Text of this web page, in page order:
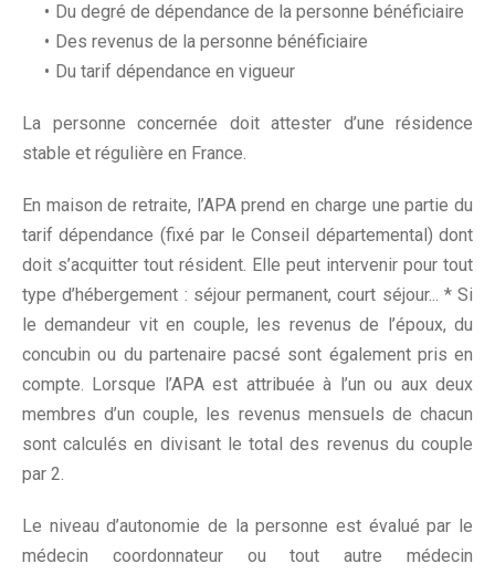
Du degré de dépendance de la personne bénéficiaire
Des revenus de la personne bénéficiaire
Du tarif dépendance en vigueur
La personne concernée doit attester d’une résidence
stable et régulière en France.
En maison de retraite, l’APA prend en charge une partie du
tarif dépendance (fixé par le Conseil départemental) dont
doit s’acquitter tout résident. Elle peut intervenir pour tout
type d’hébergement : séjour permanent, court séjour... * Si
le demandeur vit en couple, les revenus de l’époux, du
concubin ou du partenaire pacsé sont également pris en
compte. Lorsque l’APA est attribuée à l’un ou aux deux
membres d’un couple, les revenus mensuels de chacun
sont calculés en divisant le total des revenus du couple
par 2.
Le niveau d’autonomie de la personne est évalué par le
médecin coordonnateur ou tout autre médecin